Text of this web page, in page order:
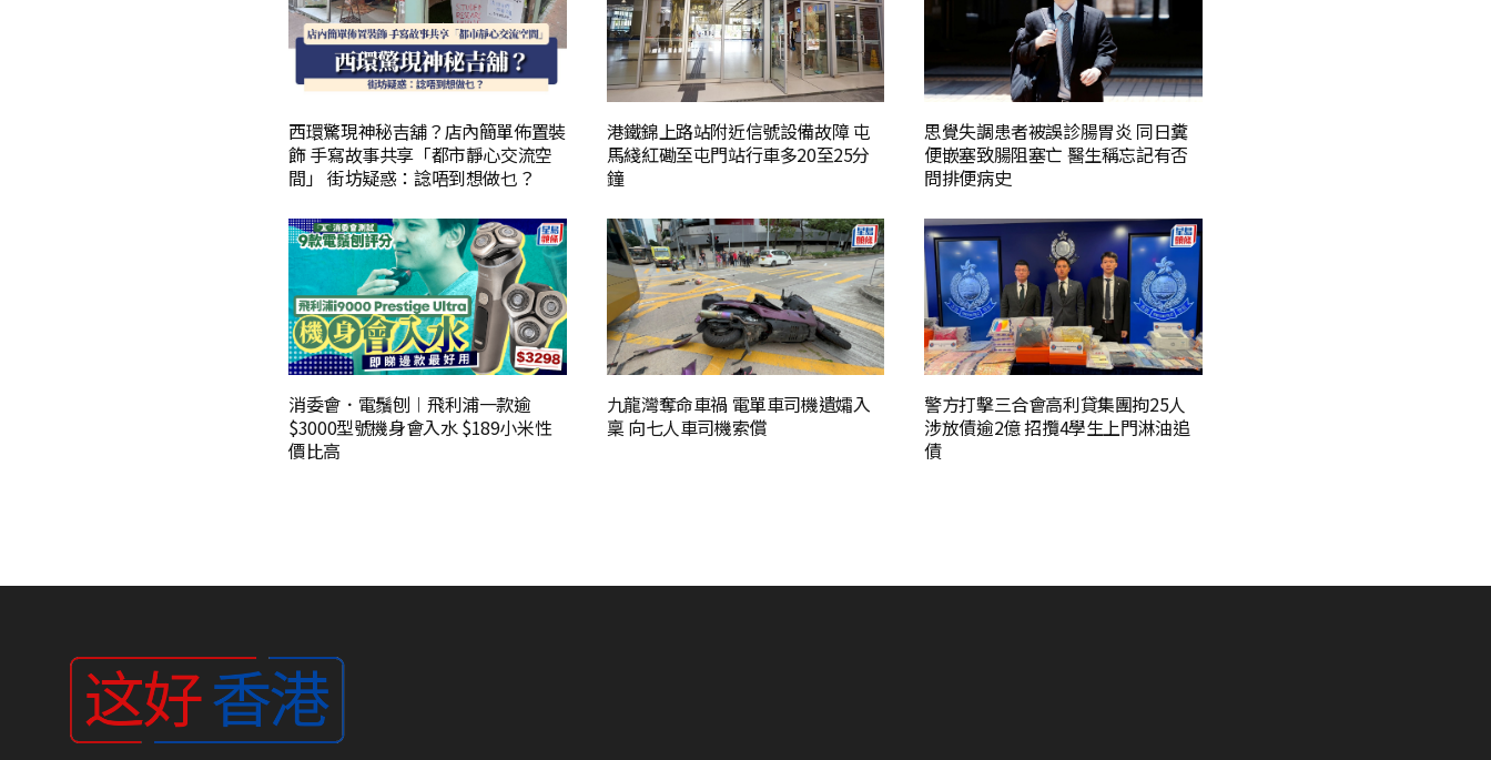
西環驚現神秘吉舖？店內簡單佈置裝
飾 手寫故事共享「都市靜心交流空
間」 街坊疑惑：諗唔到想做乜？
港鐵錦上路站附近信號設備故障 屯
馬綫紅磡至屯門站行車多20至25分
鐘
思覺失調患者被誤診腸胃炎 同日糞
便嵌塞致腸阻塞亡 醫生稱忘記有否
問排便病史
消委會．電鬚刨︱飛利浦一款逾
$3000型號機身會入水 $189小米性
價比高
九龍灣奪命車禍 電單車司機遺孀入
稟 向七人車司機索償
警方打擊三合會高利貸集團拘25人
涉放債逾2億 招攬4學生上門淋油追
債